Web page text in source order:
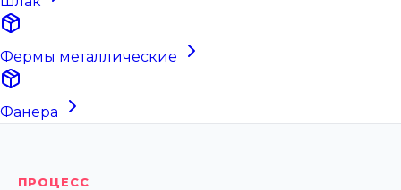
Фермы металлические
Фанера
ПРОЦЕСС